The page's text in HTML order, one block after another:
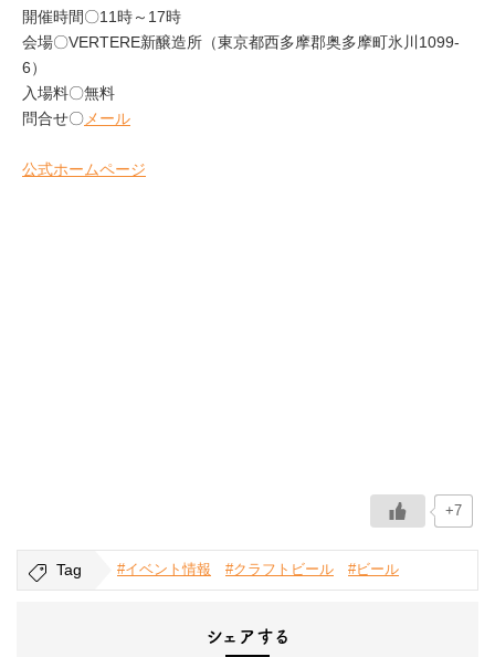
開催時間〇11時～17時
会場〇VERTERE新醸造所（東京都西多摩郡奥多摩町氷川1099-
6）
入場料〇無料
問合せ〇メール
公式ホームページ
+7
Tag #イベント情報 #クラフトビール #ビール
シェアする